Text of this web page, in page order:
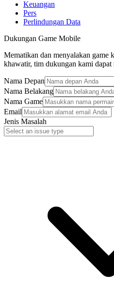
Keuangan
Pers
Perlindungan Data
Dukungan Game Mobile
Mematikan dan menyalakan game
khawatir, tim dukungan kami dapat
Nama Depan
Nama Belakang
Nama Game
Email
Jenis Masalah